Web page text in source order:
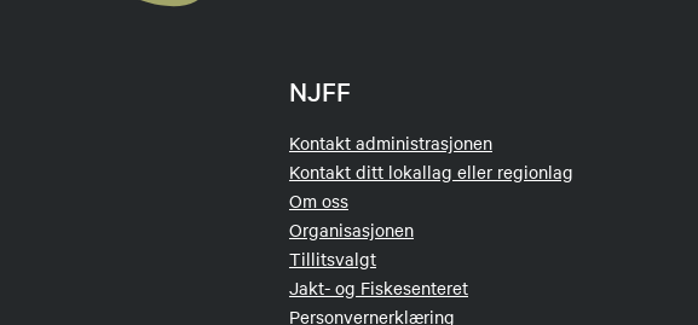
NJFF
Kontakt administrasjonen
Kontakt ditt lokallag eller regionlag
Om oss
Organisasjonen
Tillitsvalgt
Jakt- og Fiskesenteret
Personvernerklæring